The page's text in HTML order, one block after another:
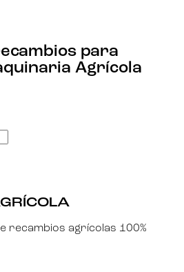
para
Agrícola
recambios agrícolas 100%